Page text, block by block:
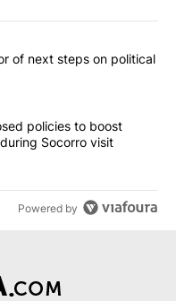
articles in the last
votes in favor of next
of next steps on political
proposed policies to
policies to boost
Socorro visit
Powered by